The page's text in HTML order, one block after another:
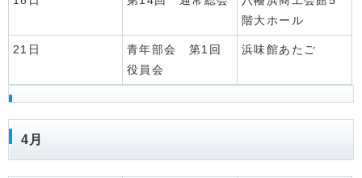
階大ホール
21日
青年部会 第1回
役員会
浜味館あたご
4月